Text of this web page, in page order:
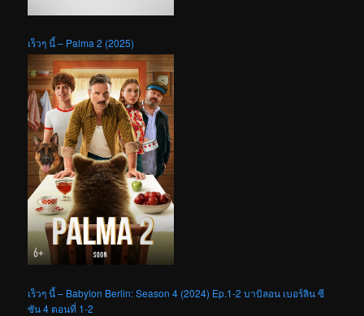
เร็วๆ นี้ – Palma 2 (2025)
เร็วๆ นี้ – Babylon Berlin: Season 4 (2024) Ep.1-2 บาบิลอน เบอร์ลิน ซี
ซัน 4 ตอนที่ 1-2